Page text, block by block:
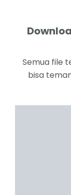
Semua file
bisa